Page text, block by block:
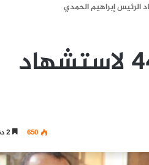
صنعاء تحيي الذكرى الـ 44 لاستشهاد
650 2 دقائق